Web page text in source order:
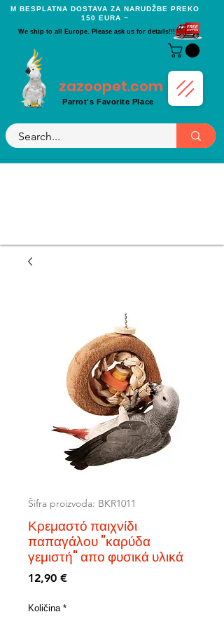
Μ BESPLATNA DOSTAVA ZA NARUDŽBE PREKO
150 EURA ~
We ship to all Europe. Please ask us for details!!!
zazoopet.com
Parrot's Favorite Place
Šifra proizvoda: BKR1011
Κρεμαστό παιχνίδι
παπαγάλου "καρύδα
γεμιστή" απο φυσικά υλικά
12,90 €Cijena
Količina *